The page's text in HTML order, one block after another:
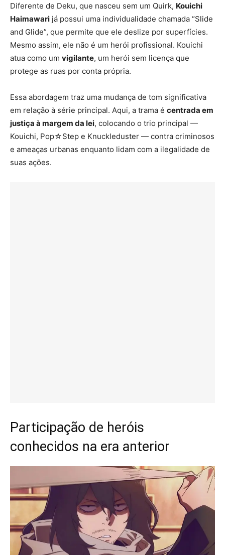
Diferente de Deku, que nasceu sem um Quirk, Kouichi
Haimawari já possui uma individualidade chamada “Slide
and Glide”, que permite que ele deslize por superfícies.
Mesmo assim, ele não é um herói profissional. Kouichi
atua como um vigilante, um herói sem licença que
protege as ruas por conta própria.
Essa abordagem traz uma mudança de tom significativa
em relação à série principal. Aqui, a trama é centrada em
justiça à margem da lei, colocando o trio principal —
Kouichi, Pop☆Step e Knuckleduster — contra criminosos
e ameaças urbanas enquanto lidam com a ilegalidade de
suas ações.
Participação de heróis
conhecidos na era anterior